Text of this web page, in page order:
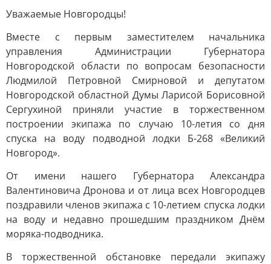
Уважаемые Новгородцы!
Вместе с первым заместителем начальника
управления Администрации Губернатора
Новгородской области по вопросам безопасности
Людмилой Петровной Смирновой и депутатом
Новгородской областной Думы Ларисой Борисовной
Сергухиной приняли участие в торжественном
построении экипажа по случаю 10-летия со дня
спуска на воду подводной лодки Б-268 «Великий
Новгород».
От имени нашего Губернатора Александра
Валентиновича Дронова и от лица всех Новгородцев
поздравили членов экипажа с 10-летием спуска лодки
на воду и недавно прошедшим праздником Днём
моряка-подводника.
В торжественной обстановке передали экипажу